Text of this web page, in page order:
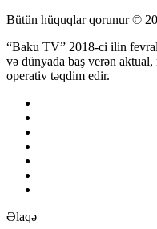
Bütün hüquqlar qorunur ©
“Baku TV” 2018-ci ilin
və dünyada baş verən
operativ təqdim edir.
Əlaqə